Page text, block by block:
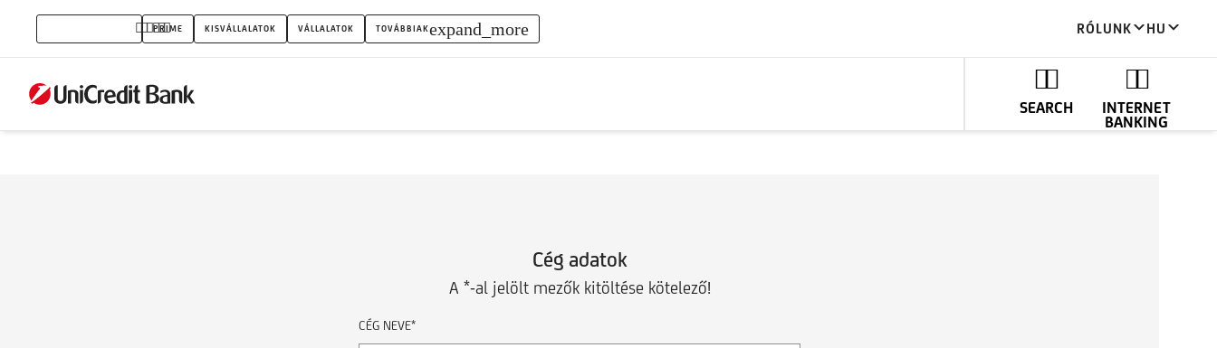
Céges
termék
PRIME KISVÁLLALATOK VÁLLALATOK TOVÁBBIAKexpand_more RÓLUNK HU
SEARCH
INTERNET
BANKING
Cég adatok
A *-al jelölt mezők kitöltése kötelező!
CÉG NEVE*